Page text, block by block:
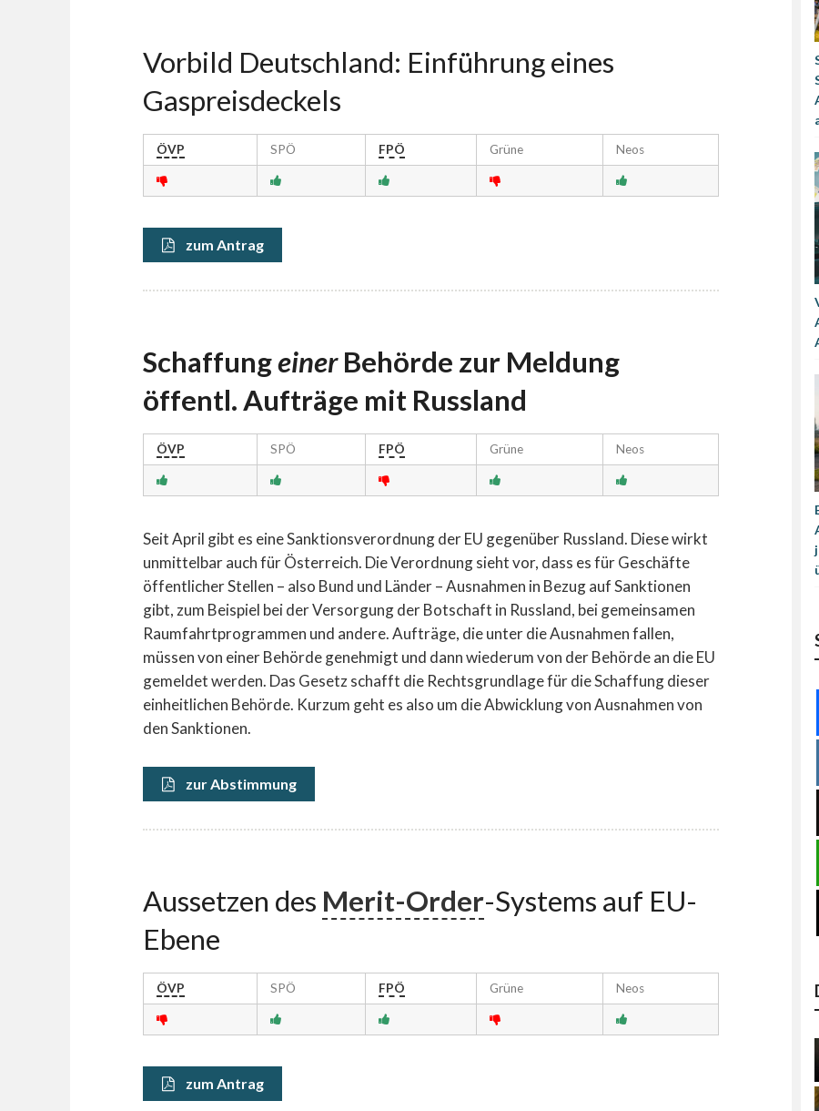
Vorbild Deutschland: Einführung eines
Gaspreisdeckels
ÖVP SPÖ FPÖ Grüne Neos
zum Antrag
SchaffungeinerBehörde zur Meldung
öffentl. Aufträge mit Russland
ÖVP SPÖ FPÖ Grüne Neos
Seit April gibt es eine Sanktionsverordnung der EU gegenüber Russland. Diese wirkt
unmittelbar auch für Österreich. Die Verordnung sieht vor, dass es für Geschäfte
öffentlicher Stellen – also Bund und Länder – Ausnahmen in Bezug auf Sanktionen
gibt, zum Beispiel bei der Versorgung der Botschaft in Russland, bei gemeinsamen
Raumfahrtprogrammen und andere. Aufträge, die unter die Ausnahmen fallen,
müssen von einer Behörde genehmigt und dann wiederum von der Behörde an die EU
gemeldet werden. Das Gesetz schafft die Rechtsgrundlage für die Schaffung dieser
einheitlichen Behörde. Kurzum geht es also um die Abwicklung von Ausnahmen von
den Sanktionen.
zur Abstimmung
Aussetzen des Merit-Order-Systems auf EU-
Ebene
ÖVP SPÖ FPÖ Grüne Neos
zum Antrag